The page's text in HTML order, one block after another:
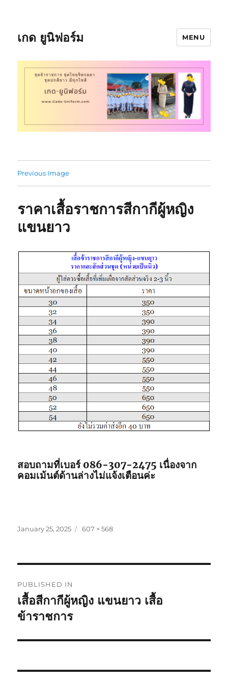
เกด ยูนิฟอร์ม MENU
Previous Image
ราคาเสื้อราชการสีกากีผู้หญิง
แขนยาว
สอบถามที่เบอร์ 086-307-2475 เนื่องจาก
คอมเม้นต์ด้านล่างไม่แจ้งเตือนค่ะ
Posted
January 25, 2025
Full
607 × 568
navigation
PUBLISHED IN
เสื้อสีกากีผู้หญิง แขนยาว เสื้อ
ข้าราชการ